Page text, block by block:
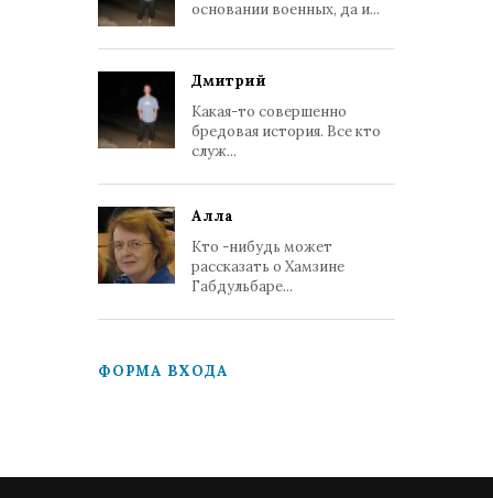
основании военных, да и...
Дмитрий
Какая-то совершенно
бредовая история. Все кто
служ...
Алла
Кто -нибудь может
рассказать о Хамзине
Габдульбаре...
ФОРМА ВХОДА